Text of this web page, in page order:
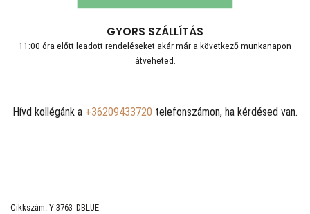
GYORS SZÁLLÍTÁS
11:00 óra előtt leadott rendeléseket akár már a következő munkanapon
átveheted.
Hívd kollégánk a +36209433720 telefonszámon, ha kérdésed van.
Cikkszám: Y-3763_DBLUE